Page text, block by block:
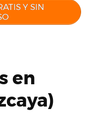
Y SIN
en